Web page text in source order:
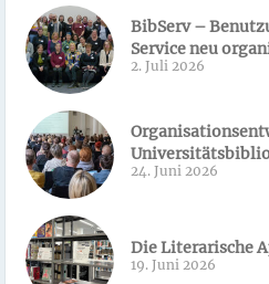
BibServ –
Service neu
2. Juli 2026
24. Juni 2026
Die Literarische
19. Juni 2026